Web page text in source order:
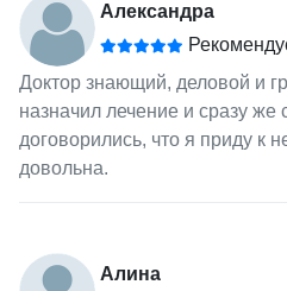
Александра
Доктор знающий, деловой и
назначил лечение и сразу
договорились, что я приду к
довольна.
Алина